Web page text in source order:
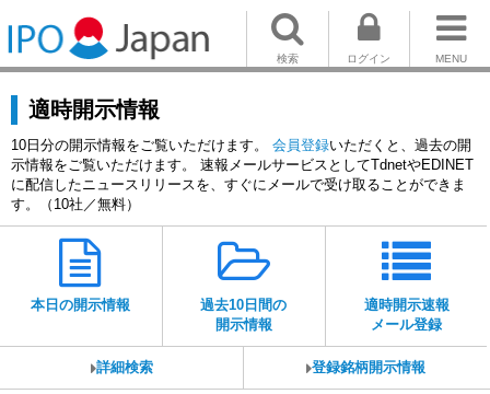
MENU
ログイン
検索
適時開示情報
10日分の開示情報をご覧いただけます。 会員登録いただくと、過去の開
示情報をご覧いただけます。 速報メールサービスとしてTdnetやEDINET
に配信したニュースリリースを、すぐにメールで受け取ることができま
す。（10社／無料）
本日の開示情報
過去10日間の
開示情報
適時開示速報
メール登録
詳細検索 登録銘柄開示情報